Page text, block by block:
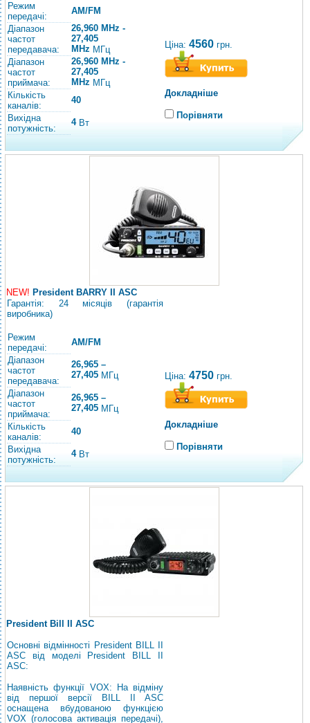
Режим
передачі:
AM/FM
Діапазон
частот
передавача:
26,960 MHz -
27,405
MHz МГц
Діапазон
частот
приймача:
26,960 MHz -
27,405
MHz МГц
Кількість
каналів:
40
Вихідна
потужність:
4Вт
Ціна: 4560 грн.
Докладніше
Порівняти
NEW! President BARRY II ASC
Гарантія: 24 місяців (гарантія
виробника)
Режим
передачі:
AM/FM
Діапазон
частот
передавача:
26,965 –
27,405 МГц
Діапазон
частот
приймача:
26,965 –
27,405 МГц
Кількість
каналів:
40
Вихідна
потужність:
4Вт
Ціна: 4750 грн.
Докладніше
Порівняти
President Bill II ASC
Основні відмінності President BILL II
ASC від моделі President BILL II
ASC:
Наявність функції VOX: На відміну
від першої версії BILL II ASC
оснащена вбудованою функцією
VOX (голосова активація передачі),